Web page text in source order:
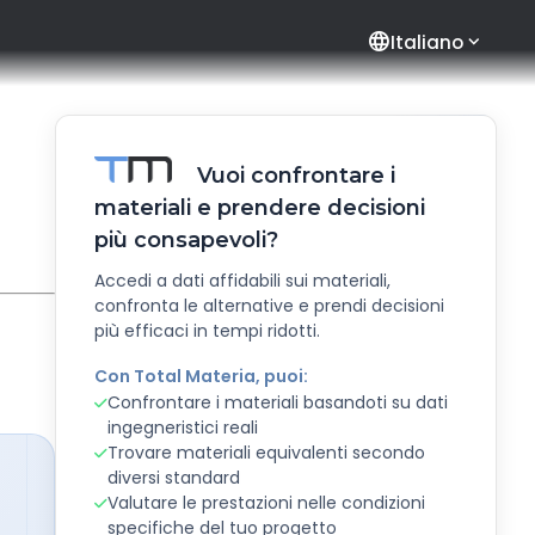
languageItaliano
Vuoi confrontare i
materiali e prendere decisioni
più consapevoli?
Accedi a dati affidabili sui materiali,
confronta le alternative e prendi decisioni
più efficaci in tempi ridotti.
Con Total Materia, puoi:
Confrontare i materiali basandoti su dati
ingegneristici reali
Trovare materiali equivalenti secondo
diversi standard
Valutare le prestazioni nelle condizioni
specifiche del tuo progetto